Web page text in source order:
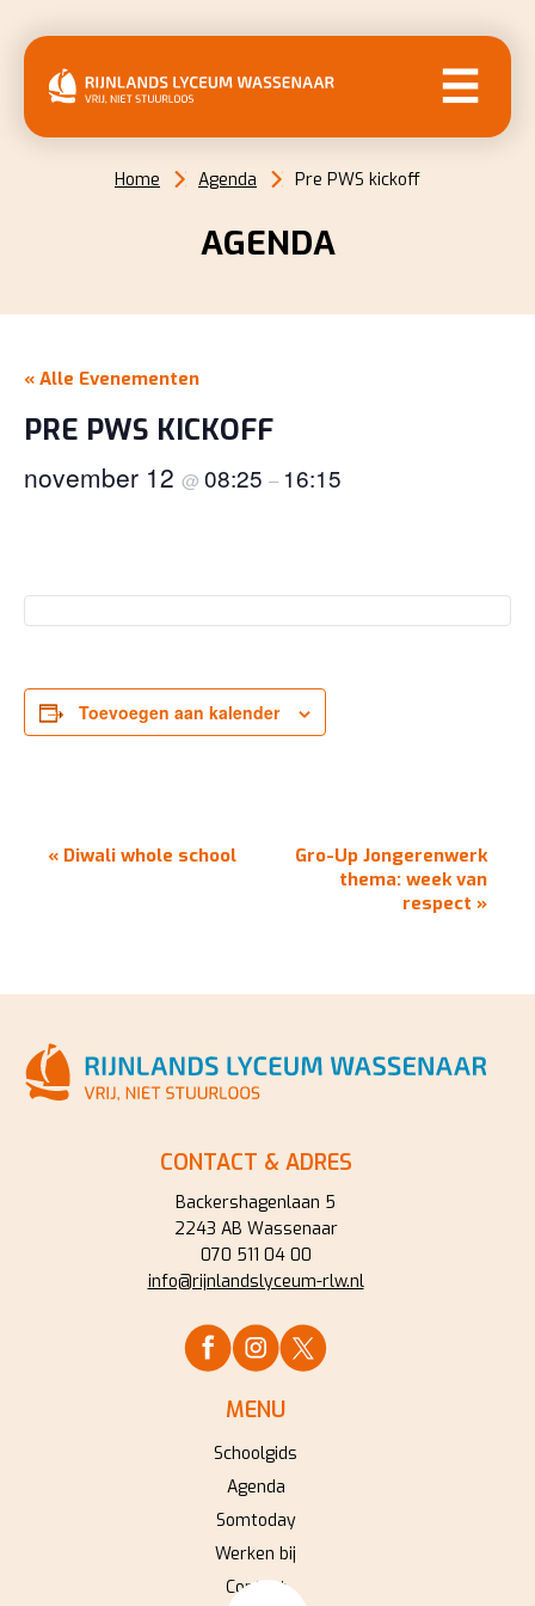
Home Agenda Pre PWS kickoff
AGENDA
« Alle Evenementen
PRE PWS KICKOFF
november 12 @ 08:25 – 16:15
Toevoegen aan kalender
EVENEMENT
« Diwali whole school
Gro-Up Jongerenwerk
thema: week van
respect »
CONTACT & ADRES
Backershagenlaan 5
2243 AB Wassenaar
070 511 04 00
info@rijnlandslyceum-rlw.nl
MENU
Schoolgids
Agenda
Somtoday
Werken bij
Contact